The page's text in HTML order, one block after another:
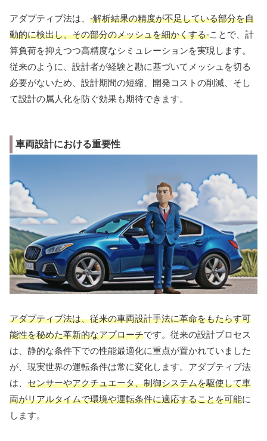
アダプティブ法は、 -解析結果の精度が不足している部分を自
動的に検出し、その部分のメッシュを細かくする-ことで、計
算負荷を抑えつつ高精度なシミュレーションを実現します。
従来のように、設計者が経験と勘に基づいてメッシュを切る
必要がないため、設計期間の短縮、開発コストの削減、そし
て設計の属人化を防ぐ効果も期待できます。
車両設計における重要性
アダプティブ法は、従来の車両設計手法に革命をもたらす可
能性を秘めた革新的なアプローチです。従来の設計プロセス
は、静的な条件下での性能最適化に重点が置かれていました
が、現実世界の運転条件は常に変化します。アダプティブ法
は、 センサーやアクチュエータ、制御システムを駆使して車
両がリアルタイムで環境や運転条件に適応することを可能に
します。